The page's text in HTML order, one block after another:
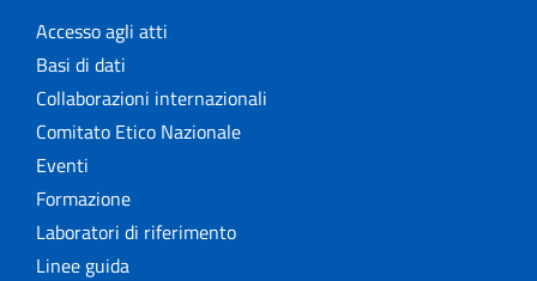
Accesso agli atti
Basi di dati
Collaborazioni internazionali
Comitato Etico Nazionale
Eventi
Formazione
Laboratori di riferimento
Linee guida